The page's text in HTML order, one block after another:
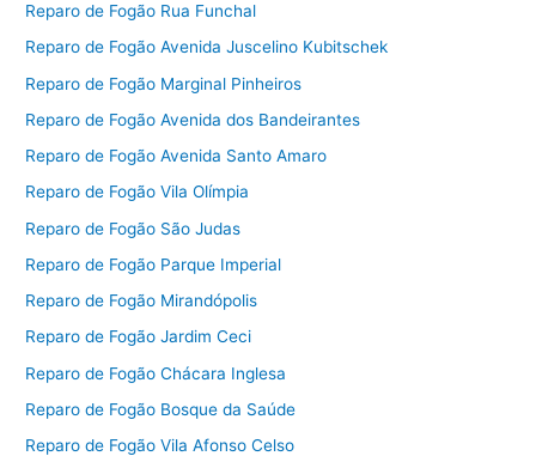
Reparo de Fogão Rua Funchal
Reparo de Fogão Avenida Juscelino Kubitschek
Reparo de Fogão Marginal Pinheiros
Reparo de Fogão Avenida dos Bandeirantes
Reparo de Fogão Avenida Santo Amaro
Reparo de Fogão Vila Olímpia
Reparo de Fogão São Judas
Reparo de Fogão Parque Imperial
Reparo de Fogão Mirandópolis
Reparo de Fogão Jardim Ceci
Reparo de Fogão Chácara Inglesa
Reparo de Fogão Bosque da Saúde
Reparo de Fogão Vila Afonso Celso